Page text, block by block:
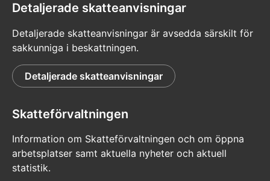
Detaljerade skatteanvisningar
Detaljerade skatteanvisningar är avsedda särskilt för
sakkunniga i beskattningen.
Detaljerade skatteanvisningar
Skatteförvaltningen
Information om Skatteförvaltningen och om öppna
arbetsplatser samt aktuella nyheter och aktuell
statistik.